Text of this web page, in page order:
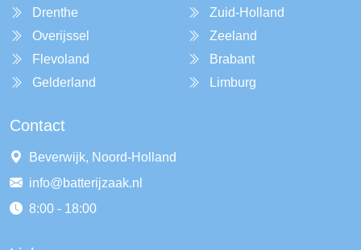
Drenthe
Overijssel
Flevoland
Gelderland
Zuid-Holland
Zeeland
Brabant
Limburg
Contact
Beverwijk, Noord-Holland
info@batterijzaak.nl
8:00 - 18:00